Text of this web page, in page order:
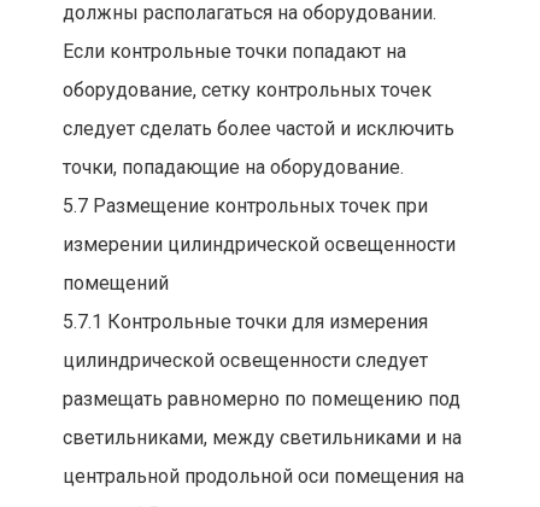
должны располагаться на оборудовании.
Если контрольные точки попадают на
оборудование, сетку контрольных точек
следует сделать более частой и исключить
точки, попадающие на оборудование.
5.7 Размещение контрольных точек при
измерении цилиндрической освещенности
помещений
5.7.1 Контрольные точки для измерения
цилиндрической освещенности следует
размещать равномерно по помещению под
светильниками, между светильниками и на
центральной продольной оси помещения на